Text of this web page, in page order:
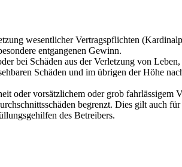
wesentlicher Vertragspflichten
entgangenen Gewinn.
bei Schäden aus der Verletzung von
Schäden und im übrigen der Höhe
vorsätzlichem oder grob fahrlässigem
begrenzt. Dies gilt auch
des Betreibers.